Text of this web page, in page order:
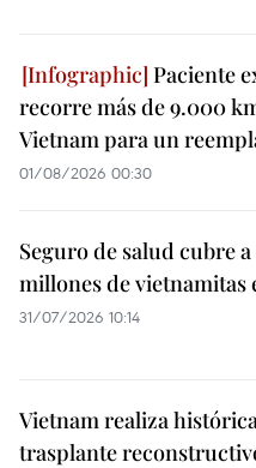
Paciente
recorre más de 9.000
Vietnam para un
01/08/2026 00:30
Seguro de salud cubre a
millones de vietnamitas
31/07/2026 10:14
Vietnam realiza
trasplante